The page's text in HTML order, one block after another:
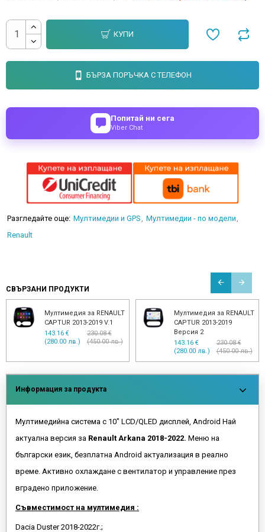
КУПИ
БЪРЗА ПОРЪЧКА С ТЕЛЕФОН
Попитай ни сега
Viber Chat
Разгледайте още: Мултимедии и GPS
Мултимедии - по модели
Renault
СВЪРЗАНИ ПРОДУКТИ
Мултимедия за RENAULT
CAPTUR 2013-2019 V.1
143.16 €
(280.00 лв.)
230.08 €
(450.00 лв.)
Мултимедия за RENAULT
CAPTUR 2013-2019
Версия 2
143.16 €
(280.00 лв.)
230.08 €
(450.00 лв.)
Информация за продукта
Мултимедийна система с 10" LCD/QLED дисплей, Android Най
актуална версия за Renault Arkana 2018-2022. Меню на
български език, безплатна Android актуализация в реално
време. Активно охлаждане с вентилатор и управление през
вградено приложение.
Съвместимост на мултимедия :
Dacia Duster 2018-2022г.;